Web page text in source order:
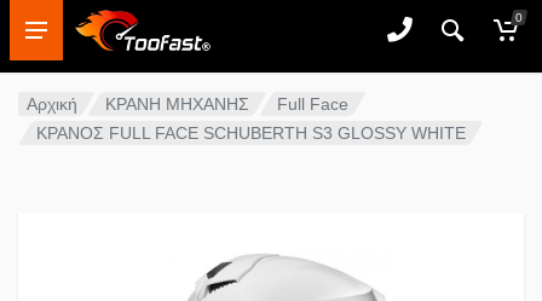
0
Αρχική ΚΡΑΝΗ ΜΗΧΑΝΗΣ
Full Face
ΚΡΑΝΟΣ FULL FACE SCHUBERTH S3 GLOSSY WHITE